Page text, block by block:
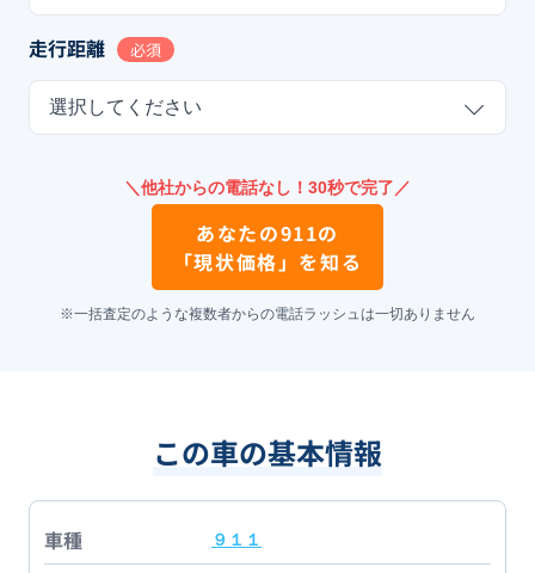
走行距離 必須
選択してください
＼他社からの電話なし！30秒で完了／
あなたの911の
「現状価格」を知る
※一括査定のような複数者からの電話ラッシュは一切ありません
この車の基本情報
車種 ９１１